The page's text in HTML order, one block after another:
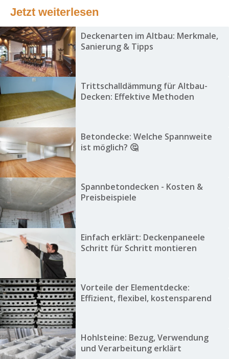
Jetzt weiterlesen
Deckenarten im Altbau: Merkmale,
Sanierung & Tipps
Trittschalldämmung für Altbau-
Decken: Effektive Methoden
Betondecke: Welche Spannweite
ist möglich? 🤔
Spannbetondecken - Kosten &
Preisbeispiele
Einfach erklärt: Deckenpaneele
Schritt für Schritt montieren
Vorteile der Elementdecke:
Effizient, flexibel, kostensparend
Hohlsteine: Bezug, Verwendung
und Verarbeitung erklärt